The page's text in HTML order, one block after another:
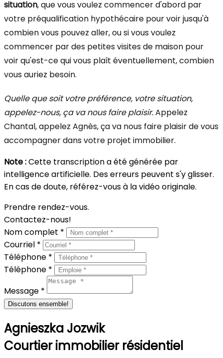
situation, que vous voulez commencer d'abord par
votre préqualification hypothécaire pour voir jusqu'à
combien vous pouvez aller, ou si vous voulez
commencer par des petites visites de maison pour
voir qu'est-ce qui vous plaît éventuellement, combien
vous auriez besoin.
Quelle que soit votre préférence, votre situation,
appelez-nous, ça va nous faire plaisir.Appelez
Chantal, appelez Agnès, ça va nous faire plaisir de vous
accompagner dans votre projet immobilier.
Note :Cette transcription a été générée par
intelligence artificielle. Des erreurs peuvent s'y glisser.
En cas de doute, référez-vous à la vidéo originale.
Prendre rendez-vous.
Contactez-nous!
Nom complet *
Courriel *
Téléphone *
Téléphone *
Message *
Discutons ensemble!
Agnieszka Jozwik
Courtier immobilier résidentiel